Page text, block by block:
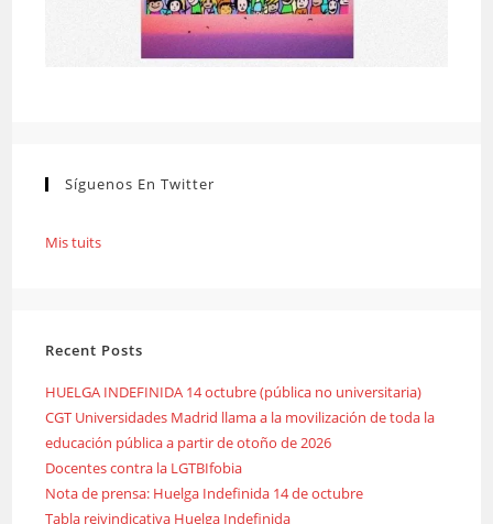
Síguenos En Twitter
Mis tuits
Recent Posts
HUELGA INDEFINIDA 14 octubre (pública no universitaria)
CGT Universidades Madrid llama a la movilización de toda la
educación pública a partir de otoño de 2026
Docentes contra la LGTBIfobia
Nota de prensa: Huelga Indefinida 14 de octubre
Tabla reivindicativa Huelga Indefinida